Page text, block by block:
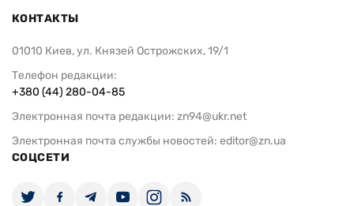
КОНТАКТЫ
01010 Киев, ул. Князей Острожских, 19/1
Телефон редакции:
+380 (44) 280-04-85
Электронная почта редакции: zn94@ukr.net
Электронная почта службы новостей: editor@zn.ua
СОЦСЕТИ